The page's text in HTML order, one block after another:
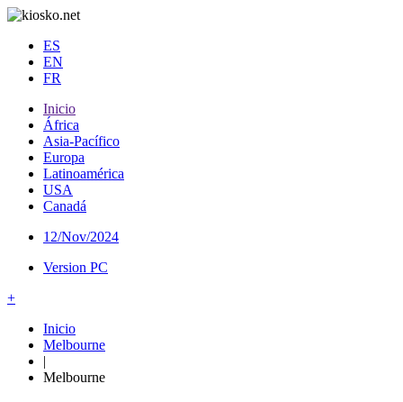
ES
EN
FR
Inicio
África
Asia-Pacífico
Europa
Latinoamérica
USA
Canadá
12/Nov/2024
Version PC
+
Inicio
Melbourne
|
Melbourne